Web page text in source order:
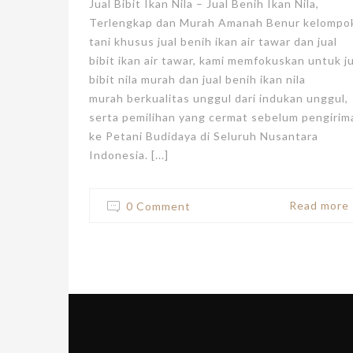
Jual Bibit Ikan Nila – Jual Benih Ikan Nila,
Terlengkap dan Murah Amanah Benur
tani khusus jual benih ikan air tawar dan jual
bibit ikan air tawar, kami memfokuskan untuk
bibit nila murah dan jual benih ikan nila
murah berkualitas unggul dari indukan unggul,
serta pemilihan yang cermat sebelum
ke Petani Budidaya di Seluruh Nusantara
Indonesia. [...]
0 Comment Read more